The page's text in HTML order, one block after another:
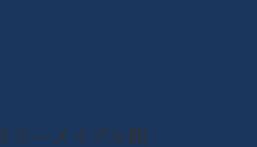
リーメイプル館